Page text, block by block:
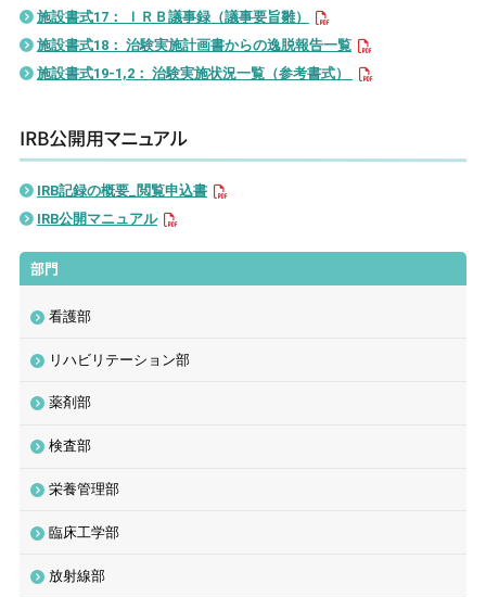
施設書式17： ＩＲＢ議事録（議事要旨雛）
施設書式18： 治験実施計画書からの逸脱報告一覧
施設書式19-1,2： 治験実施状況一覧（参考書式）
IRB公開用マニュアル
IRB記録の概要_閲覧申込書
IRB公開マニュアル
部門
看護部
リハビリテーション部
薬剤部
検査部
栄養管理部
臨床工学部
放射線部